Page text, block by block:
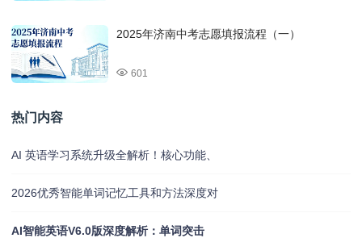
2025年济南中考志愿填报流程（一）
601
热门内容
AI 英语学习系统升级全解析！核心功能、
2026优秀智能单词记忆工具和方法深度对
AI智能英语V6.0版深度解析：单词突击